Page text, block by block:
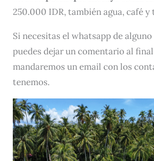
250.000 IDR, también agua, café
Si necesitas el whatsapp de
puedes dejar un comentario al
mandaremos un email con los
tenemos.